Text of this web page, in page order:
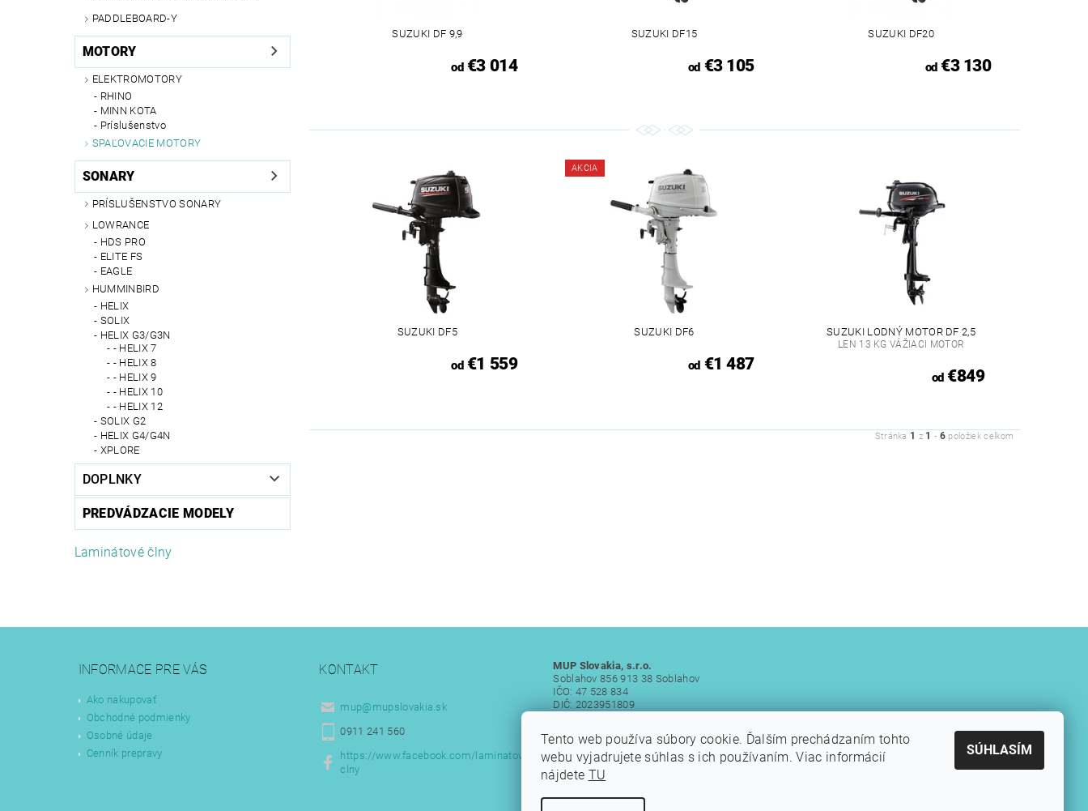
PADDLEBOARD-Y
MOTORY
ELEKTROMOTORY
RHINO
MINN KOTA
Príslušenstvo
SPAĽOVACIE MOTORY
SONARY
PRÍSLUŠENSTVO SONARY
LOWRANCE
HDS PRO
ELITE FS
EAGLE
HUMMINBIRD
HELIX
SOLIX
HELIX G3/G3N
- HELIX 7
- HELIX 8
- HELIX 9
- HELIX 10
- HELIX 12
SOLIX G2
HELIX G4/G4N
XPLORE
DOPLNKY
PREDVÁDZACIE MODELY
Laminátové člny
SUZUKI DF 9,9
od€3 014
SUZUKI DF15
od €3 105
SUZUKI DF20
od€3 130
SUZUKI DF5
od€1 559
AKCIA
SUZUKI DF6
od €1 487
SUZUKI LODNÝ MOTOR DF 2,5
LEN 13 KG VÁŽIACI MOTOR
od€849
Stránka 1 z 1 - 6 položiek celkom
INFORMACE PRE VÁS
Ako nakupovať
Obchodné podmienky
Osobné údaje
Cenník prepravy
KONTAKT
mup@ mupslovakia.sk
0911 241 560
https://www.facebook.com/laminatove
clny
MUP Slovakia, s.r.o.
Soblahov 856 913 38 Soblahov
IČO: 47 528 834
DIČ: 2023951809
Tento web používa súbory cookie. Ďalším prechádzaním tohto
webu vyjadrujete súhlas s ich používaním. Viac informácií
nájdete TU
SÚHLASÍM